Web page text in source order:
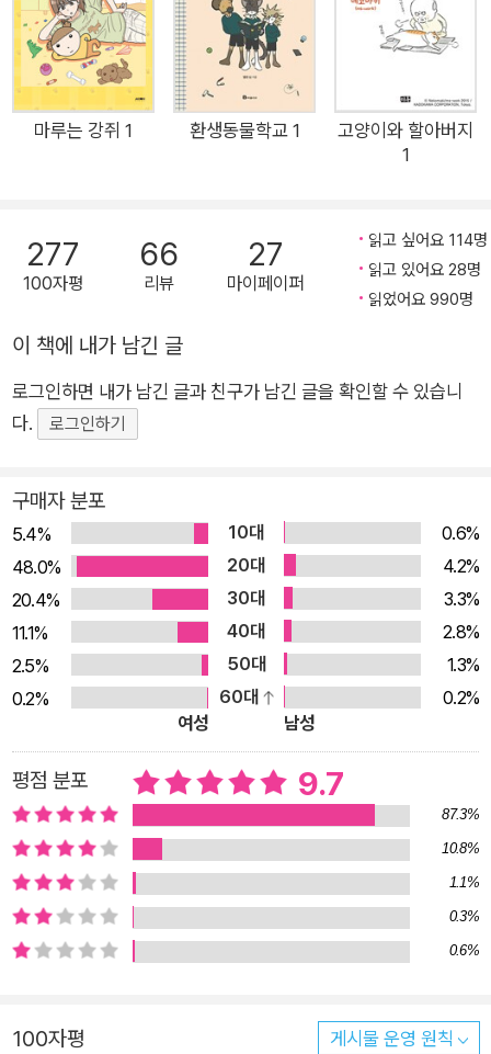
성과 아름다운 그림으로 그려냈다. 남들과는 다르지만 모두의 사
랑을 받으며 행복하게 살아가는 낸시와 배려 깊은 쥐 친구들을 보
다 보면 어느새 미소 짓고 있는 자신을 발견할 수 있을 것이다. 버
려진 아기 고양이 낸시와 그런 낸시를 냥줍한 평범한 쥐 가족의
아주 특별한 이야기. 트위터에 공개한 작은 그림들로 폭발적인 사
로운 마을. 어느 날 밤, 담요에 싸여 집 앞에 버려진 아기 고양이
낸시를 발견한 더거씨는 고민 끝에 낸시를 가족으로 받아들인다.
아하고 친구들보다 큰 자신이 너무 뚱뚱한 것 아닐까 고민하는 섬
세하고 마음씨 고운 고양이 낸시, 여동생을 지켜주고 싶은 든든한
오빠 지미, 바보스러울 만큼 정 많고 착한 마을의 쥐들, 그리고 저
마다 개성이 넘치는 학교 친구들… 평범한 일상도 낸시와 함께라
는 고양이와 쥐의 종족을 초월한 가족애, 우정을 그린 한 편의 아
름다운 동화 같은 만화. 사랑해주지 않고는 못 배기겠어! 눈을 사
로잡는 아기자기하면서도 이색적인 분위기의 일러스트와 모두를
무장해제시키는 낸시의 치명적인 귀여움에 빠져보자. 사려 깊은
동물들의 모습이 보는 사람의 마음을 뭉클하게 만든다. 마음에 상
처를 받아 다시 일어나기 힘든 사람들, 거절이 두려워 진심을 다
하지 못하는 사람들, 자신이 다른 사람과 다르게 느껴져 외로운
사람들에게 강력 추천한다.
마루는 강쥐 1 환생동물학교 1
고양이와 할아버지
1
277
100자평
66
리뷰
27
마이페이퍼
읽고 싶어요 114명
읽고 있어요 28명
읽었어요 990명
이 책에 내가 남긴 글
로그인하면 내가 남긴 글과 친구가 남긴 글을 확인할 수 있습니
다.
로그인하기
구매자 분포
5.4% 10대
0.6%
48.0%
20대
4.2%
20.4%
30대
3.3%
11.1%
40대
2.8%
2.5%
50대
1.3%
0.2%
60대
0.2%
여성
남성
평점 분포 9.7
87.3%
10.8%
1.1%
0.3%
0.6%
100자평 게시물 운영 원칙